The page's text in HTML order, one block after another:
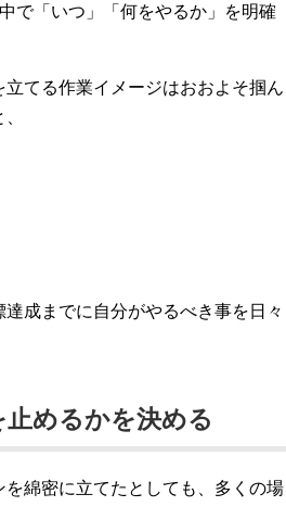
で「いつ」「何をやるか」を明確
てる作業イメージはおおよそ掴ん
成までに自分がやるべき事を日々
めるかを決める
綿密に立てたとしても、多くの場